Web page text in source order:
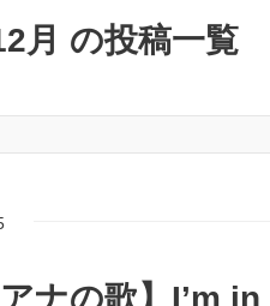
月 の投稿一覧
アナの歌】I’m